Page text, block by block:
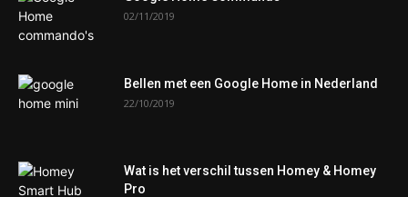
02/11/2019
Bellen met een Google Home in Nederland
22/10/2019
Wat is het verschil tussen Homey & Homey
Pro